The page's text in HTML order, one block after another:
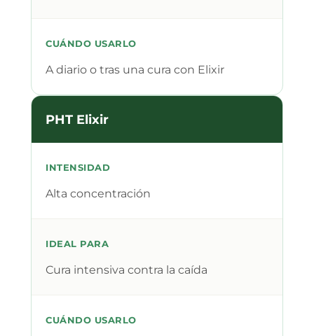
CUÁNDO USARLO
A diario o tras una cura con Elixir
PHT Elixir
INTENSIDAD
Alta concentración
IDEAL PARA
Cura intensiva contra la caída
CUÁNDO USARLO